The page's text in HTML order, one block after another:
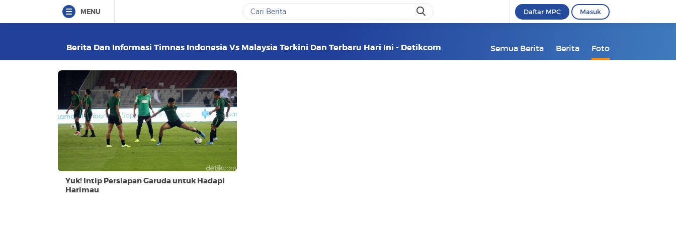
MENU Daftar MPC Masuk
Berita Dan Informasi Timnas Indonesia Vs Malaysia Terkini Dan Terbaru Hari Ini - Detikcom Semua Berita Berita Foto
Yuk! Intip Persiapan Garuda untuk Hadapi
Harimau